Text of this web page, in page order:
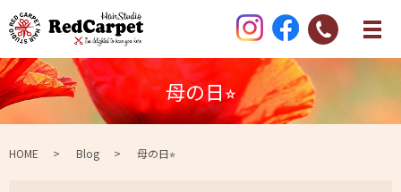
母の日⭐︎
HOME Blog 母の日⭐︎